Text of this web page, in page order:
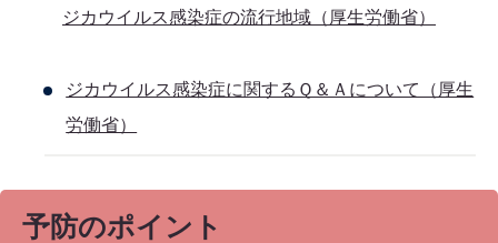
ジカウイルス感染症の流行地域（厚生労働省）
ジカウイルス感染症に関するＱ＆Ａについて（厚生
労働省）
予防のポイント